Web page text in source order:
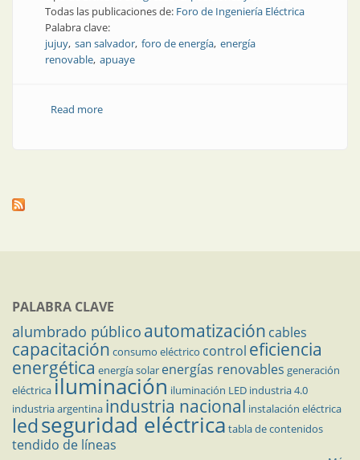
Todas las publicaciones de: Foro de Ingeniería Eléctrica
Palabra clave:
jujuy san salvador foro de energía energía
renovable apuaye
Read moreabout Un foro en Jujuy atrae a todos los sectores
PALABRA CLAVE
alumbrado público automatización cables
capacitación consumo eléctrico control eficiencia
energética energía solar energías renovables generación
eléctricailuminación iluminación LED industria 4.0
industria argentina industria nacional instalación eléctrica
ledseguridad eléctrica tabla de contenidos
tendido de líneas